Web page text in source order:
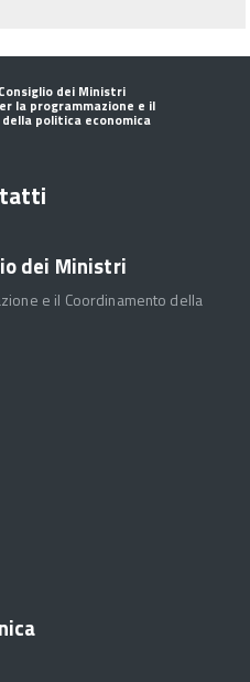
dei Ministri
la programmazione e il
politica economica
dei Ministri
e il Coordinamento della